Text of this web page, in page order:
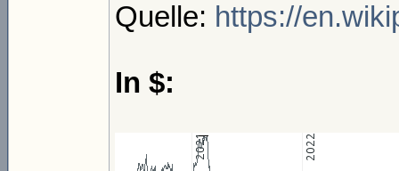
Quelle: https://
In $: